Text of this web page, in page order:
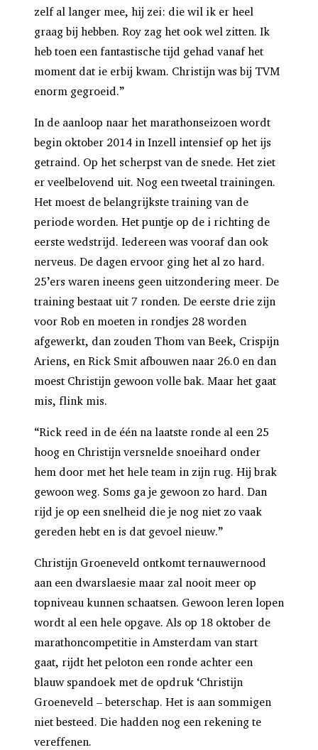
zelf al langer mee, hij zei: die wil ik er heel
graag bij hebben. Roy zag het ook wel zitten. Ik
heb toen een fantastische tijd gehad vanaf het
moment dat ie erbij kwam. Christijn was bij TVM
enorm gegroeid.”
In de aanloop naar het marathonseizoen wordt
begin oktober 2014 in Inzell intensief op het ijs
getraind. Op het scherpst van de snede. Het ziet
er veelbelovend uit. Nog een tweetal trainingen.
Het moest de belangrijkste training van de
periode worden. Het puntje op de i richting de
eerste wedstrijd. Iedereen was vooraf dan ook
nerveus. De dagen ervoor ging het al zo hard.
25’ers waren ineens geen uitzondering meer. De
training bestaat uit 7 ronden. De eerste drie zijn
voor Rob en moeten in rondjes 28 worden
afgewerkt, dan zouden Thom van Beek, Crispijn
Ariens, en Rick Smit afbouwen naar 26.0 en dan
moest Christijn gewoon volle bak. Maar het gaat
mis, flink mis.
“Rick reed in de één na laatste ronde al een 25
hoog en Christijn versnelde snoeihard onder
hem door met het hele team in zijn rug. Hij brak
gewoon weg. Soms ga je gewoon zo hard. Dan
rijd je op een snelheid die je nog niet zo vaak
gereden hebt en is dat gevoel nieuw.”
Christijn Groeneveld ontkomt ternauwernood
aan een dwarslaesie maar zal nooit meer op
topniveau kunnen schaatsen. Gewoon leren lopen
wordt al een hele opgave. Als op 18 oktober de
marathoncompetitie in Amsterdam van start
gaat, rijdt het peloton een ronde achter een
blauw spandoek met de opdruk ‘Christijn
Groeneveld – beterschap. Het is aan sommigen
niet besteed. Die hadden nog een rekening te
vereffenen.